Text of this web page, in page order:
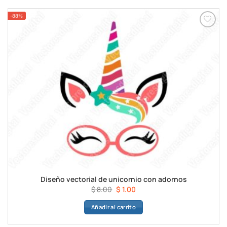
-88%
Diseño vectorial de unicornio con adornos
$8.00 El
precio
original
$ 1.00El
precio
actual
Añadir al carrito